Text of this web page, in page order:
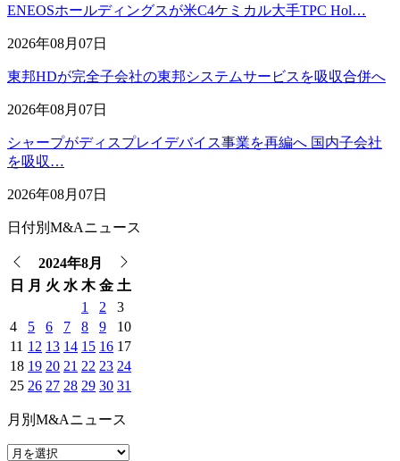
ENEOSホールディングスが米C4ケミカル大手TPC Hol…
2026年08月07日
東邦HDが完全子会社の東邦システムサービスを吸収合併へ
2026年08月07日
シャープがディスプレイデバイス事業を再編へ 国内子会社
を吸収…
2026年08月07日
日付別M&Aニュース
2024年8月
日
月 火 水 木 金 土
1
2
3
4
5 6 7 8 9
10
11 12 13 14 15 16 17
18 19 20 21 22 23 24
25 26 27 28 29 30 31
月別M&Aニュース